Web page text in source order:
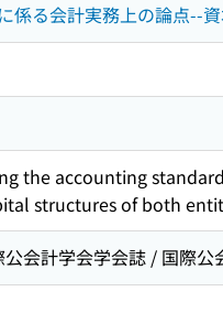
係る会計実務上の論点--
the accounting
structures of both
会計学会学会誌 / 国際公